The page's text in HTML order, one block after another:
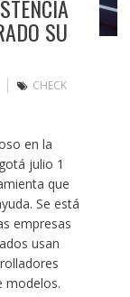
SU
CHECK
en la
julio 1
que
Se está
empresas
usan
modelos.